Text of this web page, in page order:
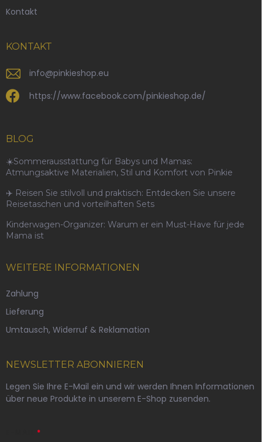
Kontakt
KONTAKT
info@pinkieshop.eu
https://www.facebook.com/pinkieshop.de/
BLOG
☀️Sommerausstattung für Babys und Mamas:
Atmungsaktive Materialien, Stil und Komfort von Pinkie
✈️ Reisen Sie stilvoll und praktisch: Entdecken Sie unsere
Reisetaschen und vorteilhaften Sets
Kinderwagen-Organizer: Warum er ein Must-Have für jede
Mama ist
WEITERE INFORMATIONEN
Zahlung
Lieferung
Umtausch, Widerruf & Reklamation
NEWSLETTER ABONNIEREN
Legen Sie Ihre E-Mail ein und wir werden Ihnen Informationen
über neue Produkte in unserem E-Shop zusenden.